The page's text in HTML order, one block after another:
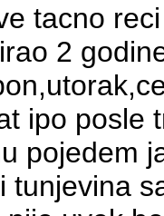
tacno
2
ipo posle
pojedem
tunjevina